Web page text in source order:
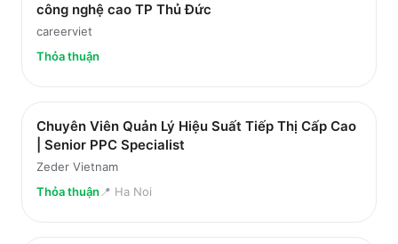
công nghệ cao TP Thủ Đức
careerviet
Thỏa thuận
Chuyên Viên Quản Lý Hiệu Suất Tiếp Thị Cấp Cao
| Senior PPC Specialist
Zeder Vietnam
Thỏa thuận 📍 Ha Noi